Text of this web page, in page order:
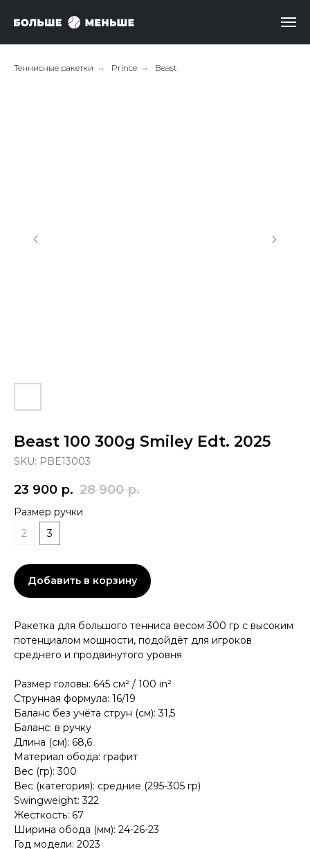
Теннисные ракетки → Prince → Beast
Beast 100 300g Smiley Edt. 2025
SKU: PBE13003
23 900 р. 28 900 р.
Размер ручки
2
3
Добавить в корзину
Ракетка для большого тенниса весом 300 гр с высоким
потенциалом мощности, подойдёт для игроков
среднего и продвинутого уровня
Размер головы: 645 см² / 100 in²
Струнная формула: 16/19
Баланс без учёта струн (см): 31,5
Баланс: в ручку
Длина (см): 68,6
Материал обода: графит
Вес (гр): 300
Вес (категория): средние (295-305 гр)
Swingweight: 322
Жесткость: 67
Ширина обода (мм): 24-26-23
Год модели: 2023